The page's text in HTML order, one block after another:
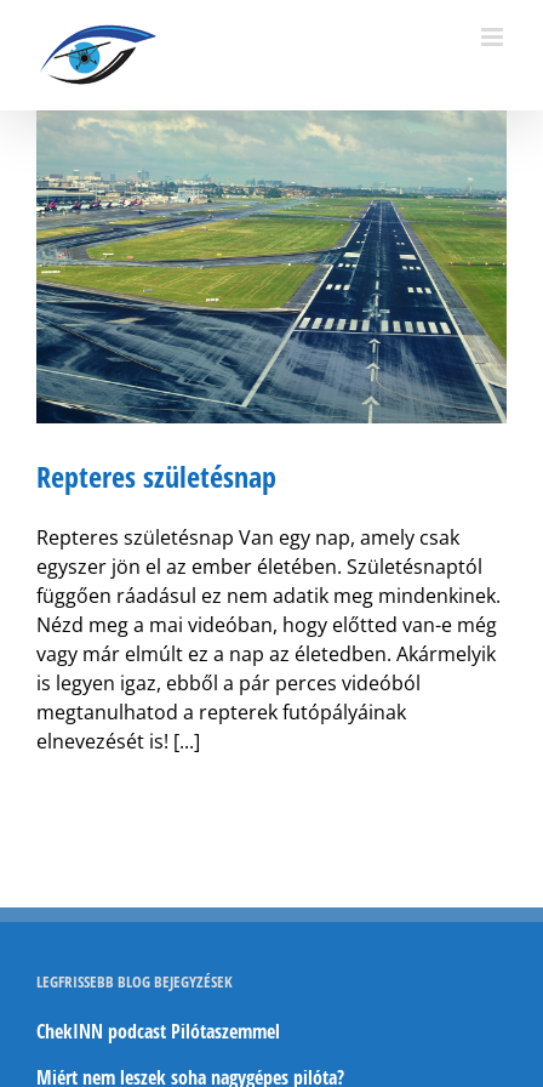
Repteres születésnap
Repteres születésnap Van egy nap, amely csak
egyszer jön el az ember életében. Születésnaptól
függően ráadásul ez nem adatik meg mindenkinek.
Nézd meg a mai videóban, hogy előtted van-e még
vagy már elmúlt ez a nap az életedben. Akármelyik
is legyen igaz, ebből a pár perces videóból
megtanulhatod a repterek futópályáinak
elnevezését is! [...]
LEGFRISSEBB BLOG BEJEGYZÉSEK
ChekINN podcast Pilótaszemmel
Miért nem leszek soha nagygépes pilóta?